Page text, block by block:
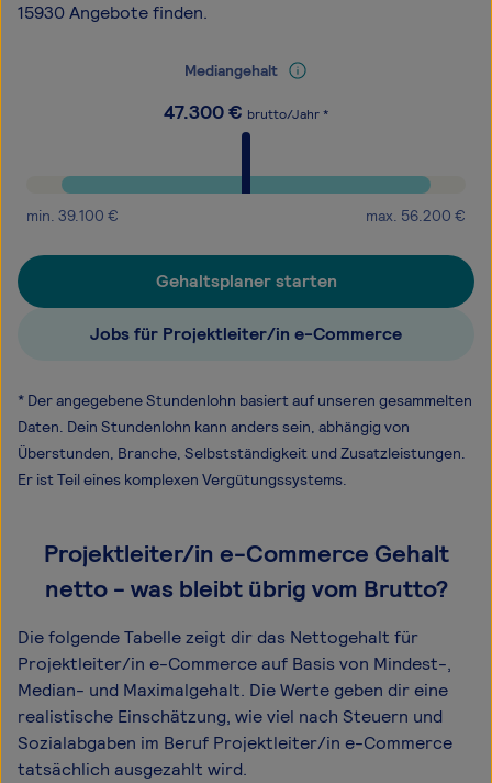
15930 Angebote finden.
Mediangehalt
47.300€ brutto/Jahr *
min. 39.100 € max. 56.200 €
Gehaltsplaner starten
Jobs für Projektleiter/in e-Commerce
* Der angegebene Stundenlohn basiert auf unseren gesammelten
Daten. Dein Stundenlohn kann anders sein, abhängig von
Überstunden, Branche, Selbstständigkeit und Zusatzleistungen.
Er ist Teil eines komplexen Vergütungssystems.
Projektleiter/in e-Commerce Gehalt
netto - was bleibt übrig vom Brutto?
Die folgende Tabelle zeigt dir das Netto­gehalt für
Projektleiter/in e-Commerce auf Basis von Mindest-,
Median- und Maximal­gehalt. Die Werte geben dir eine
realistische Einschätzung, wie viel nach Steuern und
Sozialabgaben im Beruf Projektleiter/in e-Commerce
tatsächlich ausgezahlt wird.